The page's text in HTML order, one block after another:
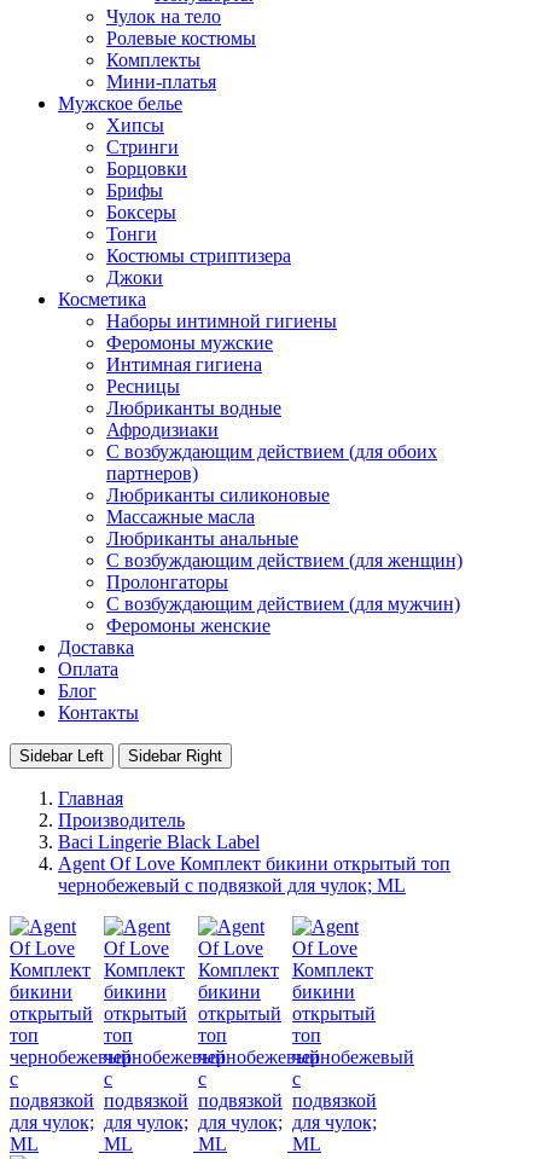
Чулок на тело
Ролевые костюмы
Комплекты
Мини-платья
Мужское белье
Хипсы
Стринги
Борцовки
Брифы
Боксеры
Тонги
Костюмы стриптизера
Джоки
Косметика
Наборы интимной гигиены
Феромоны мужские
Интимная гигиена
Ресницы
Любриканты водные
Афродизиаки
С возбуждающим действием (для обоих
партнеров)
Любриканты силиконовые
Массажные масла
Любриканты анальные
С возбуждающим действием (для женщин)
Пролонгаторы
С возбуждающим действием (для мужчин)
Феромоны женские
Доставка
Оплата
Блог
Контакты
Sidebar Left Sidebar Right
Главная
Производитель
Baci Lingerie Black Label
Agent Of Love Комплект бикини открытый топ
чернобежевый с подвязкой для чулок; ML